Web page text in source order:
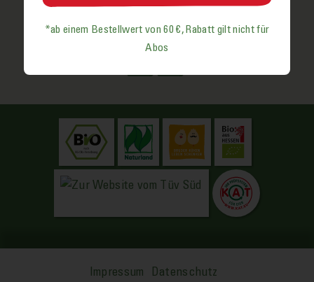
Social Media
Impressum Datenschutz
*ab einem Bestell­wert von 60 €, Rabatt gilt nicht für
Abos